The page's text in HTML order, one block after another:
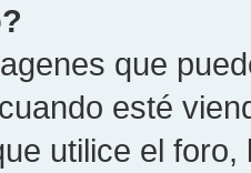
que
esté
utilice el